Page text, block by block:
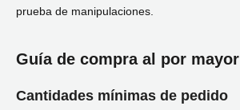
prueba de manipulaciones.
Guía de compra al por mayor
Cantidades mínimas de pedido